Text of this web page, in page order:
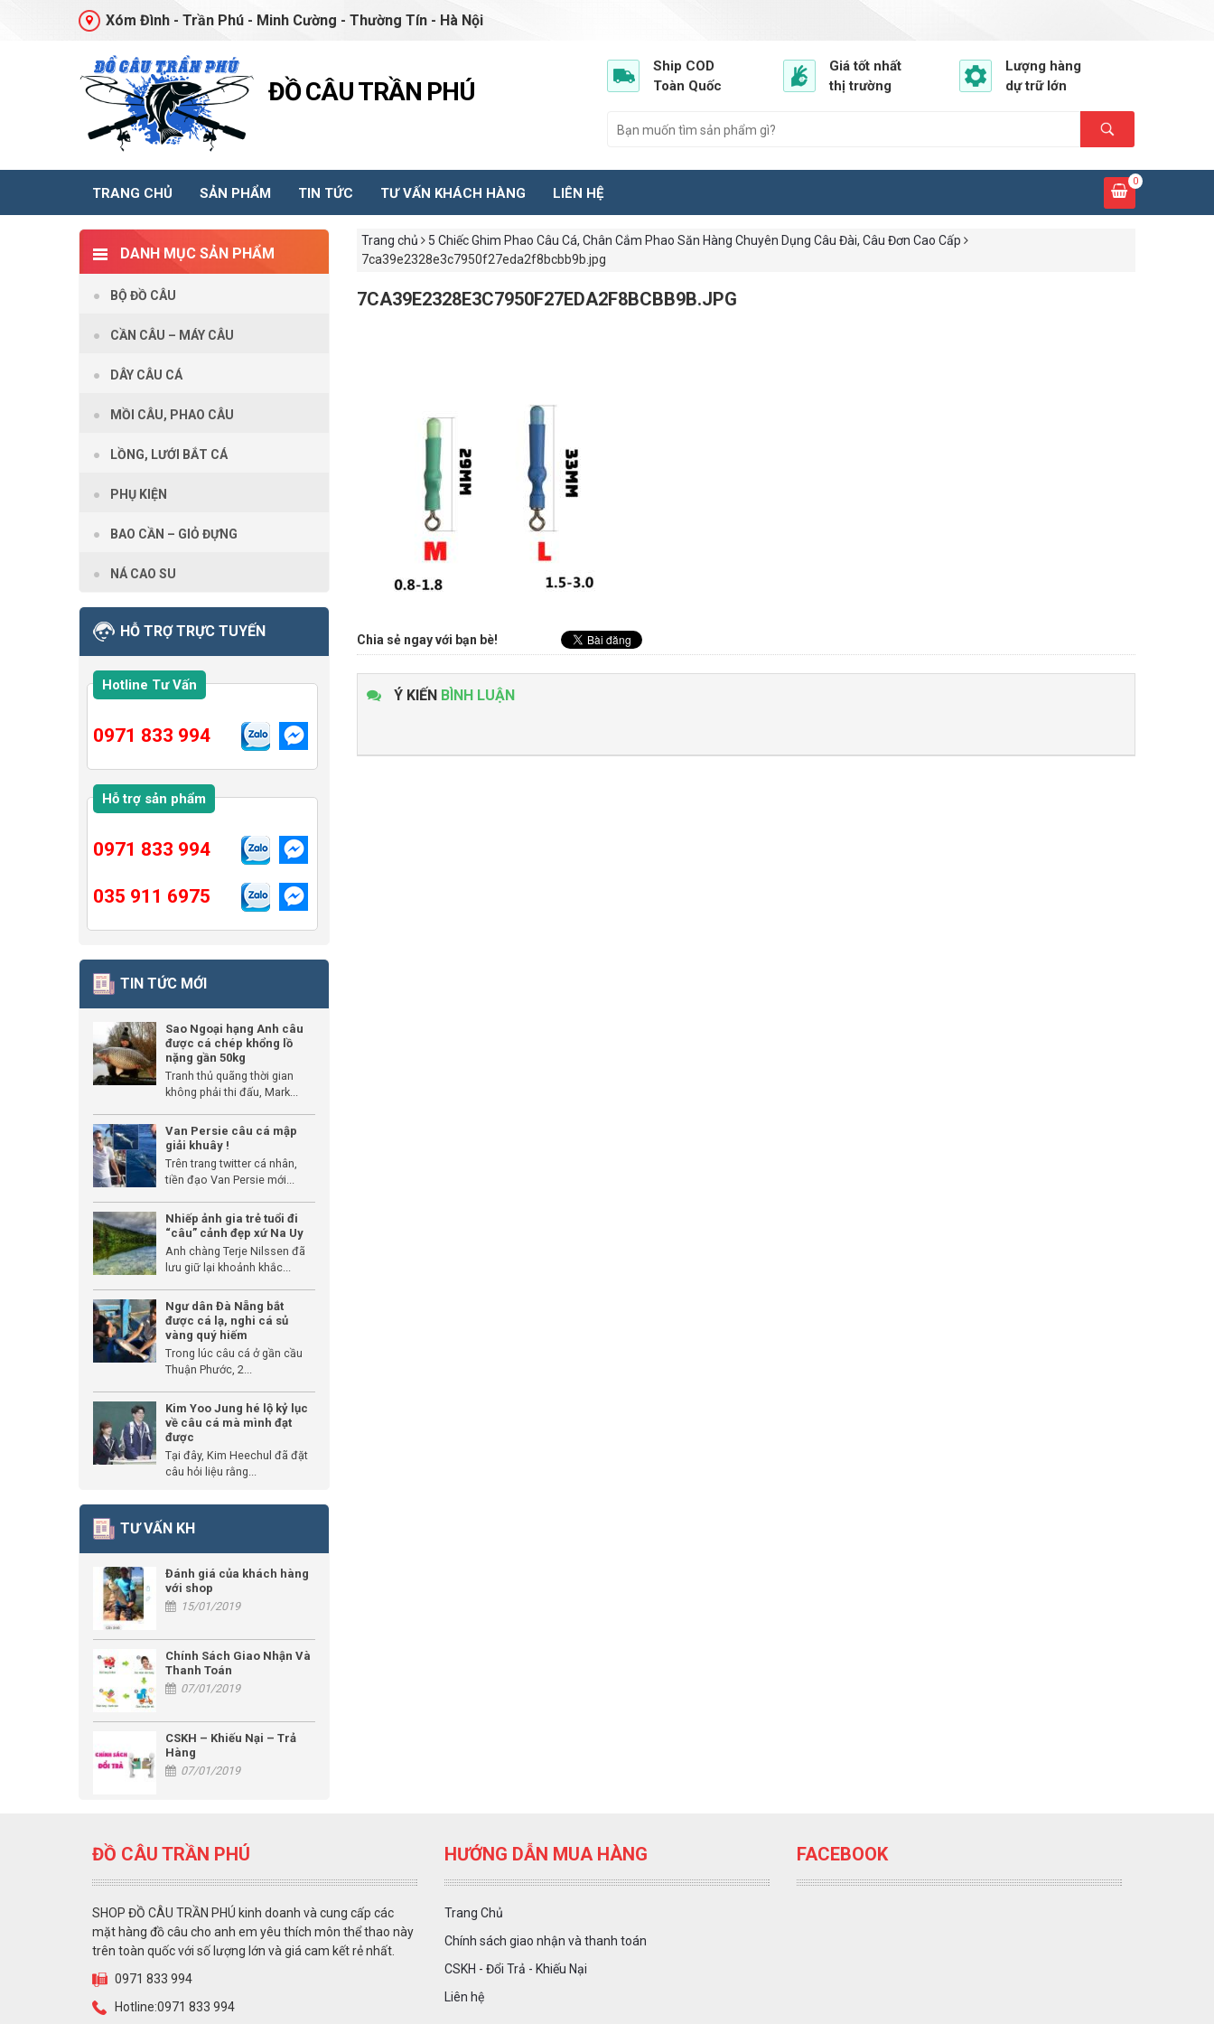
Xóm Đình - Trần Phú - Minh Cường - Thường Tín - Hà Nội
ĐỒ CÂU TRẦN PHÚ
Ship COD
Toàn Quốc
Giá tốt nhất
thị trường
Lượng hàng
dự trữ lớn
TRANG CHỦ SẢN PHẨM TIN TỨC TƯ VẤN KHÁCH HÀNG LIÊN HỆ
0
Trang chủ
5 Chiếc Ghim Phao Câu Cá, Chân Cắm Phao Săn Hàng Chuyên Dụng Câu Đài, Câu Đơn Cao Cấp
7ca39e2328e3c7950f27eda2f8bcbb9b.jpg
7CA39E2328E3C7950F27EDA2F8BCBB9B.JPG
Chia sẻ ngay với bạn bè!
Ý KIẾN BÌNH LUẬN
DANH MỤC SẢN PHẨM
BỘ ĐỒ CÂU
CẦN CÂU – MÁY CÂU
DÂY CÂU CÁ
MỒI CÂU, PHAO CÂU
LỒNG, LƯỚI BẮT CÁ
PHỤ KIỆN
BAO CẦN – GIỎ ĐỰNG
NÁ CAO SU
HỖ TRỢ TRỰC TUYẾN
Hotline Tư Vấn
0971 833 994
Hỗ trợ sản phẩm
0971 833 994
035 911 6975
TIN TỨC MỚI
Sao Ngoại hạng Anh câu
được cá chép khổng lồ
nặng gần 50kg
Tranh thủ quãng thời gian
không phải thi đấu, Mark...
Van Persie câu cá mập
giải khuây !
Trên trang twitter cá nhân,
tiền đạo Van Persie mới...
Nhiếp ảnh gia trẻ tuổi đi
“câu” cảnh đẹp xứ Na Uy
Anh chàng Terje Nilssen đã
lưu giữ lại khoảnh khắc...
Ngư dân Đà Nẵng bắt
được cá lạ, nghi cá sủ
vàng quý hiếm
Trong lúc câu cá ở gần cầu
Thuận Phước, 2...
Kim Yoo Jung hé lộ kỷ lục
về câu cá mà mình đạt
được
Tại đây, Kim Heechul đã đặt
câu hỏi liệu rằng...
TƯ VẤN KH
Đánh giá của khách hàng
với shop
15/01/2019
Chính Sách Giao Nhận Và
Thanh Toán
07/01/2019
CSKH – Khiếu Nại – Trả
Hàng
07/01/2019
ĐỒ CÂU TRẦN PHÚ
SHOP ĐỒ CÂU TRẦN PHÚ kinh doanh và cung cấp các
mặt hàng đồ câu cho anh em yêu thích môn thể thao này
trên toàn quốc với số lượng lớn và giá cam kết rẻ nhất.
0971 833 994
Hotline:0971 833 994
HƯỚNG DẪN MUA HÀNG
Trang Chủ
Chính sách giao nhận và thanh toán
CSKH - Đổi Trả - Khiếu Nại
Liên hệ
FACEBOOK